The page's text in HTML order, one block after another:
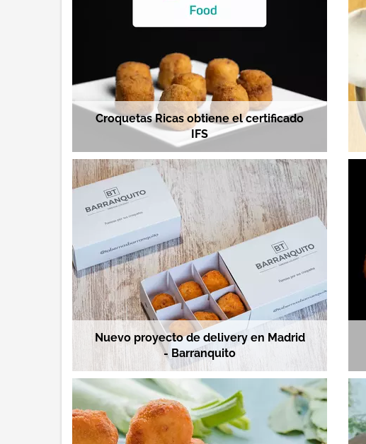
Croquetas Ricas obtiene el certificado
IFS
Nuevo proyecto de delivery en Madrid
- Barranquito